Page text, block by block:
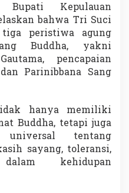
Bupati Kepulauan
bahwa Tri Suci
peristiwa agung
Buddha, yakni
pencapaian
Parinibbana Sang
hanya memiliki
Buddha, tetapi juga
universal tentang
sayang, toleransi,
kehidupan